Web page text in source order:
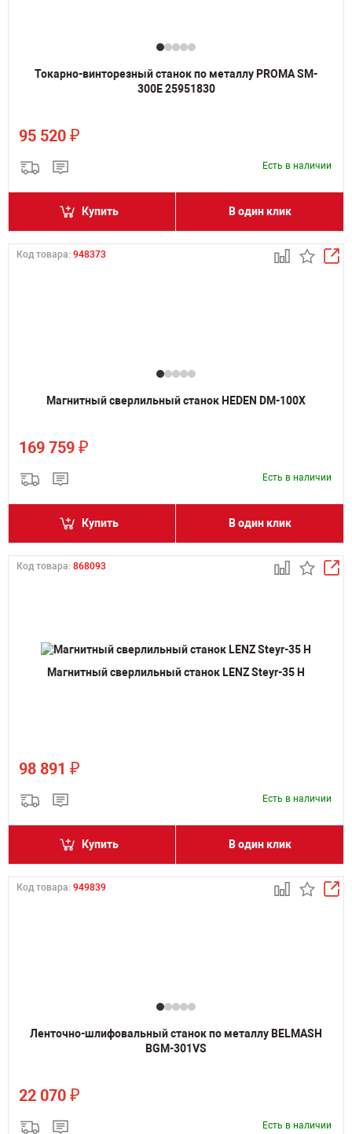
Токарно-винторезный станок по металлу PROMA SM-
300E 25951830
95 520 ₽
Есть в наличии
Купить В один клик
Код товара: 948373
Магнитный сверлильный станок HEDEN DM-100X
169 759 ₽
Есть в наличии
Купить В один клик
Код товара: 868093
Магнитный сверлильный станок LENZ Steyr-35 H
98 891 ₽
Есть в наличии
Купить В один клик
Код товара: 949839
Ленточно-шлифовальный станок по металлу BELMASH
BGM-301VS
22 070 ₽
Есть в наличии